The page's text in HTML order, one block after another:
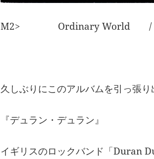
M2> Ordinary World / デ
久しぶりにこのアルバムを引っ張り
『デュラン・デュラン』
イギリスのロックバンド「Duran